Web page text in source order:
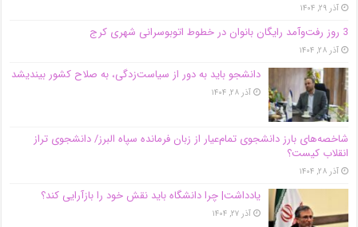
آذر ۲۹, ۱۴۰۴
3 روز رفت‌وآمد رایگان بانوان در خطوط اتوبوسرانی شهری کرج
آذر ۲۸, ۱۴۰۴
دانشجو باید به دور از سیاست‌زدگی، به صلاح کشور بیندیشد
آذر ۲۸, ۱۴۰۴
شاخصه‌های بارز دانشجوی تمام‌عیار از زبان فرمانده سپاه البرز/ دانشجوی تراز
انقلاب کیست؟
آذر ۲۸, ۱۴۰۴
یادداشت| چرا دانشگاه باید نقش خود را بازآرایی کند؟
آذر ۲۷, ۱۴۰۴